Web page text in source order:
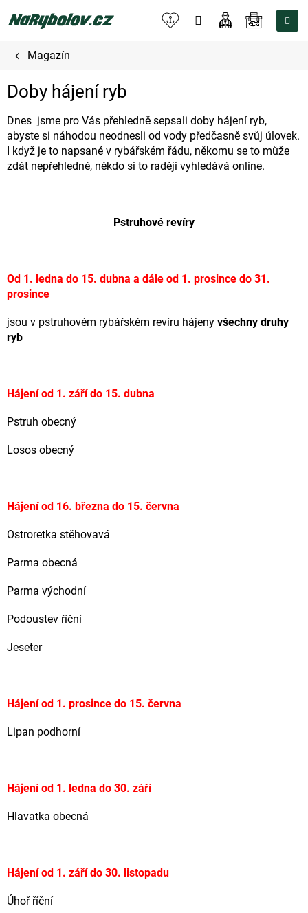
na
NÁKUPNÍ
Magazín
Doby hájení ryb
Dnes jsme pro Vás přehledně sepsali doby hájení ryb,
abyste si náhodou neodnesli od vody předčasně svůj úlovek.
I když je to napsané v rybářském řádu, někomu se to může
zdát nepřehledné, někdo si to raději vyhledává online.
Pstruhové revíry
Od 1. ledna do 15. dubna a dále od 1. prosince do 31.
prosince
jsou v pstruhovém rybářském revíru hájeny všechny druhy
ryb
Hájení od 1. září do 15. dubna
Pstruh obecný
Losos obecný
Hájení od 16. března do 15. června
Ostroretka stěhovavá
Parma obecná
Parma východní
Podoustev říční
Jeseter
Hájení od 1. prosince do 15. června
Lipan podhorní
Hájení od 1. ledna do 30. září
Hlavatka obecná
Hájení od 1. září do 30. listopadu
Úhoř říční